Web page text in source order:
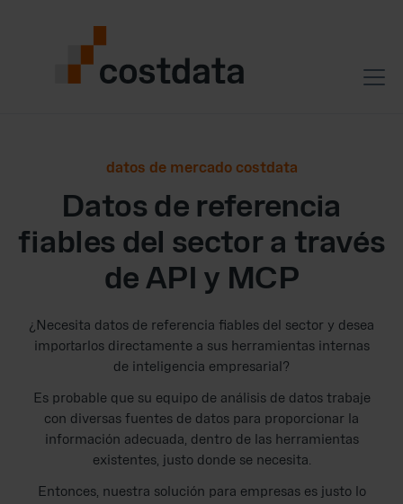
datos de mercado costdata
Datos de referencia
fiables del sector a través
de API y MCP
¿Necesita datos de referencia fiables del sector y desea
importarlos directamente a sus herramientas internas
de inteligencia empresarial?
Es probable que su equipo de análisis de datos trabaje
con diversas fuentes de datos para proporcionar la
información adecuada, dentro de las herramientas
existentes, justo donde se necesita.
Entonces, nuestra solución para empresas es justo lo